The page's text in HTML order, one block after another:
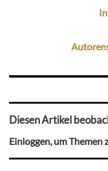
Diesen Artikel
Einloggen, um Themen